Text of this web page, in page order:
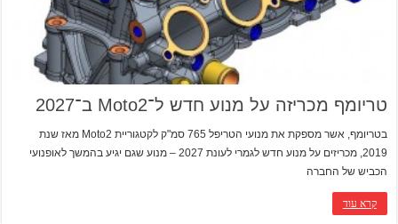
טריומף מכריזה על מנוע חדש ל־Moto2 ב־2027
בטריומף, אשר מספקת את מנועי הטריפל 765 סמ"ק לקטגוריית Moto2 מאז שנת
2019, מכריזים על מנוע חדש לגמרי לעונת 2027 – מנוע שגם יגיע בהמשך לאופנועי
הכביש של החברה
קרא עוד